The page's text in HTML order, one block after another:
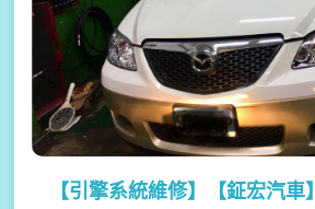
【引擎系統維修】
【鉦宏汽車